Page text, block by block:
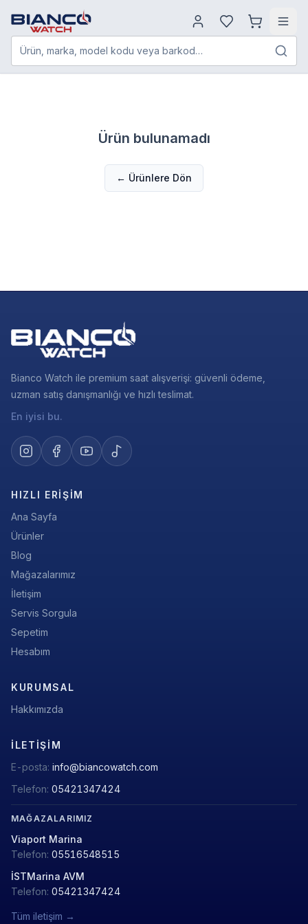
Ürün, marka, model kodu veya barkod…
Ürün bulunamadı
← Ürünlere Dön
Bianco Watch ile premium saat alışverişi: güvenli ödeme,
uzman satış danışmanlığı ve hızlı teslimat.
En iyisi bu.
HIZLI ERIŞIM
Ana Sayfa
Ürünler
Blog
Mağazalarımız
İletişim
Servis Sorgula
Sepetim
Hesabım
KURUMSAL
Hakkımızda
İLETIŞIM
E-posta: info@biancowatch.com
Telefon: 05421347424
MAĞAZALARIMIZ
Viaport Marina
Telefon: 05516548515
İSTMarina AVM
Telefon: 05421347424
Tüm iletişim →